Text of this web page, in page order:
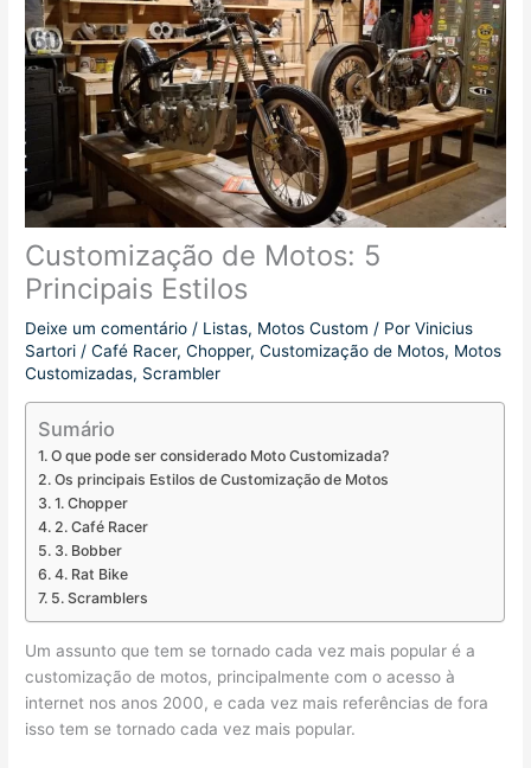
Customização de Motos: 5
Principais Estilos
Deixe um comentário / Listas, Motos Custom / PorVinicius
Sartori /Café Racer,Chopper,Customização de Motos, Motos
Customizadas, Scrambler
Sumário
O que pode ser considerado Moto Customizada?
Os principais Estilos de Customização de Motos
1. Chopper
2. Café Racer
3. Bobber
4. Rat Bike
5. Scramblers
Um assunto que tem se tornado cada vez mais popular é a
customização de motos, principalmente com o acesso à
internet nos anos 2000, e cada vez mais referências de fora
isso tem se tornado cada vez mais popular.